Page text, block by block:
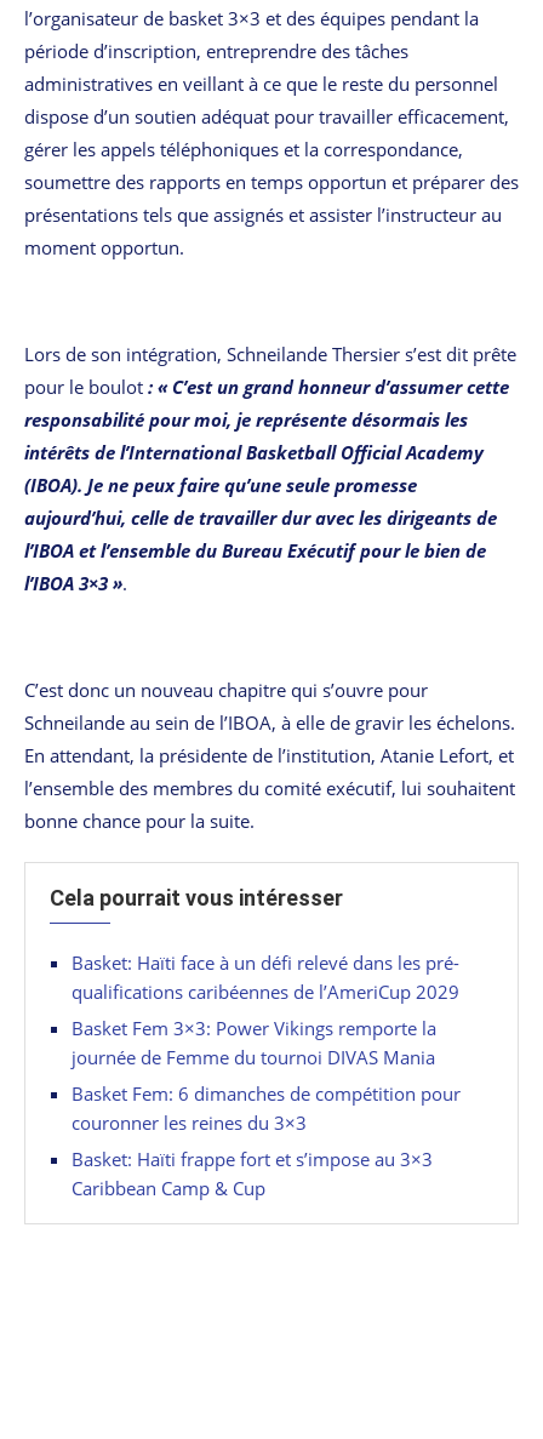
l’organisateur de basket 3×3 et des équipes pendant la
période d’inscription, entreprendre des tâches
administratives en veillant à ce que le reste du personnel
dispose d’un soutien adéquat pour travailler efficacement,
gérer les appels téléphoniques et la correspondance,
soumettre des rapports en temps opportun et préparer des
présentations tels que assignés et assister l’instructeur au
moment opportun.
Lors de son intégration, Schneilande Thersier s’est dit prête
pour le boulot : « C’est un grand honneur d’assumer cette
responsabilité pour moi, je représente désormais les
intérêts de l’International Basketball Official Academy
(IBOA). Je ne peux faire qu’une seule promesse
aujourd’hui, celle de travailler dur avec les dirigeants de
l’IBOA et l’ensemble du Bureau Exécutif pour le bien de
l’IBOA 3×3 ».
C’est donc un nouveau chapitre qui s’ouvre pour
Schneilande au sein de l’IBOA, à elle de gravir les échelons.
En attendant, la présidente de l’institution, Atanie Lefort, et
l’ensemble des membres du comité exécutif, lui souhaitent
bonne chance pour la suite.
Cela pourrait vous intéresser
Basket: Haïti face à un défi relevé dans les pré-
qualifications caribéennes de l’AmeriCup 2029
Basket Fem 3×3: Power Vikings remporte la
journée de Femme du tournoi DIVAS Mania
Basket Fem: 6 dimanches de compétition pour
couronner les reines du 3×3
Basket: Haïti frappe fort et s’impose au 3×3
Caribbean Camp & Cup